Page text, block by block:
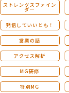
ストレングスファイン
ダー
発信していいとも！
営業の話
アクセス解析
MG研修
特別MG